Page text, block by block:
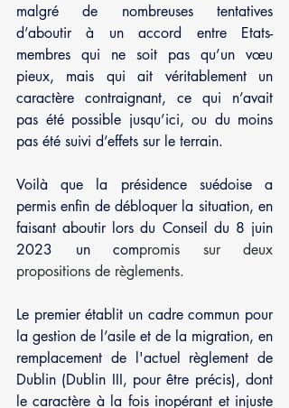
malgré de nombreuses tentatives
d’aboutir à un accord entre Etats-
membres qui ne soit pas qu’un vœu
pieux, mais qui ait véritablement un
caractère contraignant, ce qui n’avait
pas été possible jusqu’ici, ou du moins
pas été suivi d’effets sur le terrain.
Voilà que la présidence suédoise a
permis enfin de débloquer la situation, en
faisant aboutir lors du Conseil du 8 juin
2023 un compromis sur deux
propositions de règlements.
Le premier établit un cadre commun pour
la gestion de l’asile et de la migration, en
remplacement de l'actuel règlement de
Dublin (Dublin III, pour être précis), dont
le caractère à la fois inopérant et injuste